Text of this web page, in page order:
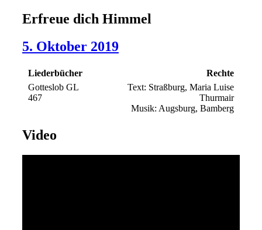
Erfreue dich Himmel
5. Oktober 2019
Liederbücher
Rechte
Gotteslob GL
467
Text: Straßburg, Maria Luise
Thurmair
Musik: Augsburg, Bamberg
Video